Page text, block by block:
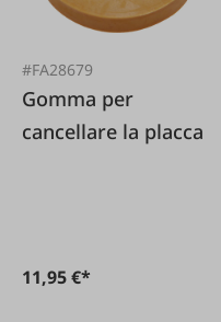
#FA28679
Gomma per
cancellare la placca
11,95 €*